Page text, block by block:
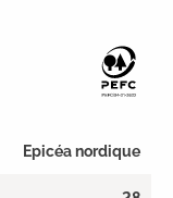
Epicéa nordique